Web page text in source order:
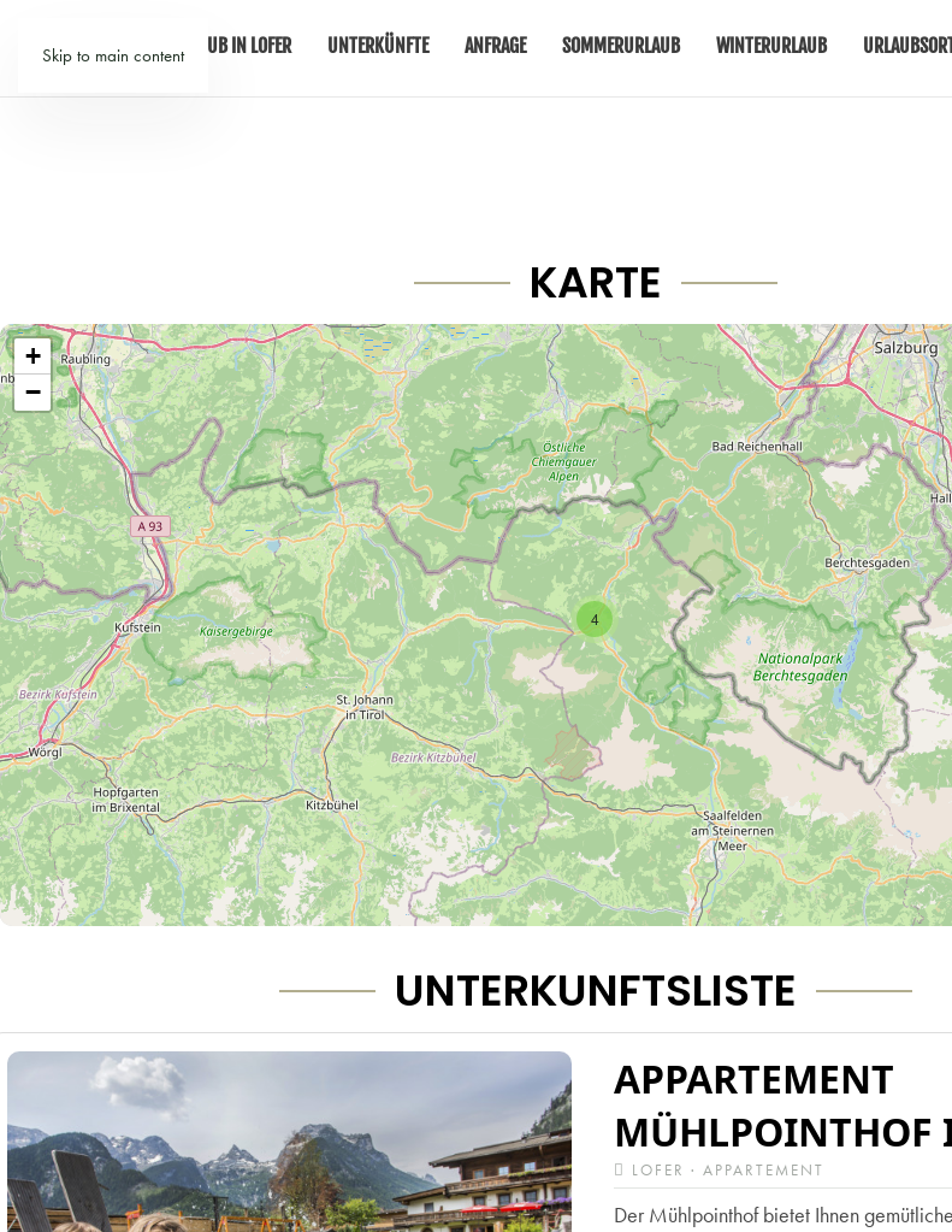
Skip to main contentURLAUB IN LOFER UNTERKÜNFTE ANFRAGE SOMMERURLAUB WINTERURLAUB
KARTE
4
+
−
UNTERKUNFTSLISTE
APPARTEMENT
MÜHLPOINTHOF
LOFER · APPARTEMENT
Der Mühlpointhof bietet Ihnen